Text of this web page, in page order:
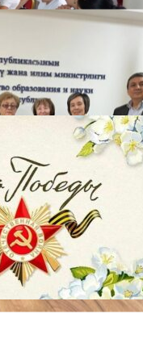
ЖОЖДОРГО КАБЫЛ
20.07.2026
Медиа
СУЗАКТА 750
ПАЙДАЛАНУУГА
07.08.2025
Улуу Жеңиштин
29.04.2025
Награды в
29.04.2025